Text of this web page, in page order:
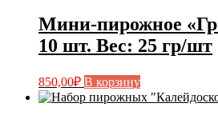
Мини-пирожное
10 шт. Вес: 25 гр/шт
850,00₽ В корзину